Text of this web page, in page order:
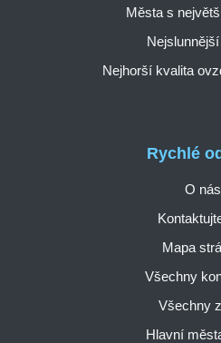
Rychlé
O nás
Mapa
Všechny
Všechny
Hlavní
Města s
Nejhorší kvalita